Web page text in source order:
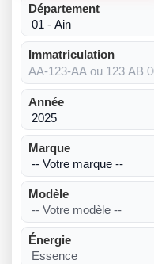
Département
Immatriculation
Année
Marque
Modèle
Énergie